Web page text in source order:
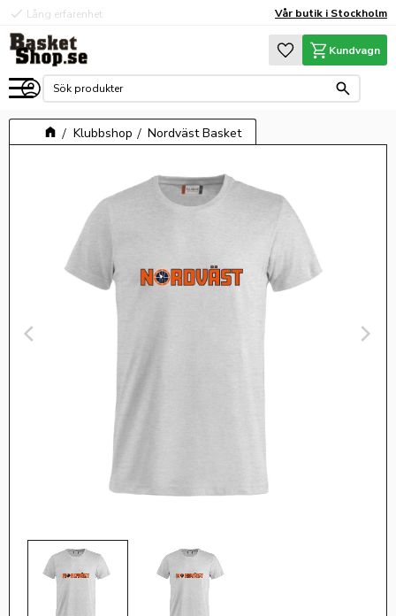
Meny
check Lång erfarenhet
check Hög kvalité Vår butik i Stockholm
Favoriter
Kundvagn
Klubbshop Nordväst Basket